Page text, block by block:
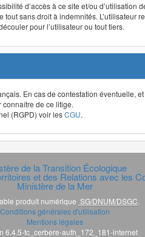
d’accès à ce site et/ou d’utilisation
sans droit à indemnités. L’utilisateur
pour l’utilisateur ou tout tiers.
En cas de contestation éventuelle,
de ce litige.
(RGPD) voir lesCGU.
de la Transition Écologique
et des Relations avec les
Ministère de la Mer
produit numérique SG/DNUM/DSGC
Conditions générales d'utilisation
Mentions légales
6.4.5-tc_cerbere-auth_172_181-internet